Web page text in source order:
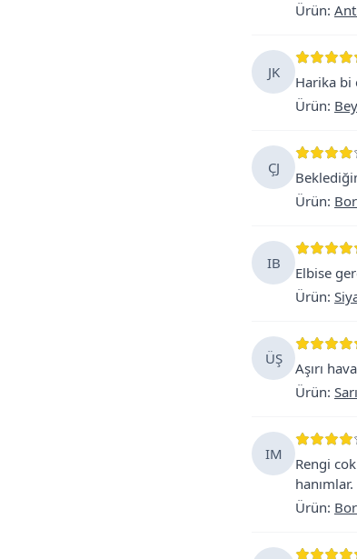
Ürün:
JK
Harika bi
Ürün:
ÇJ
Ürün:
IB
Elbise
Ürün:
ÜŞ
Aşırı
Ürün:
IM
Rengi
hanımlar.
Ürün: